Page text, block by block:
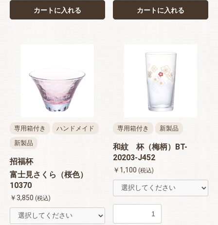
カートに入れる カートに入れる
専用箱付き
ハンドメイド
新製品
招福杯
富士見さくら（桜色）
10370
￥3,850 (税込)
専用箱付き 新製品
和紋 杯（梅柄）BT-
20203-J452
￥1,100 (税込)